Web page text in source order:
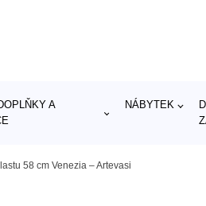
A
NÁBYTEK
58 cm Venezia – Artevasi